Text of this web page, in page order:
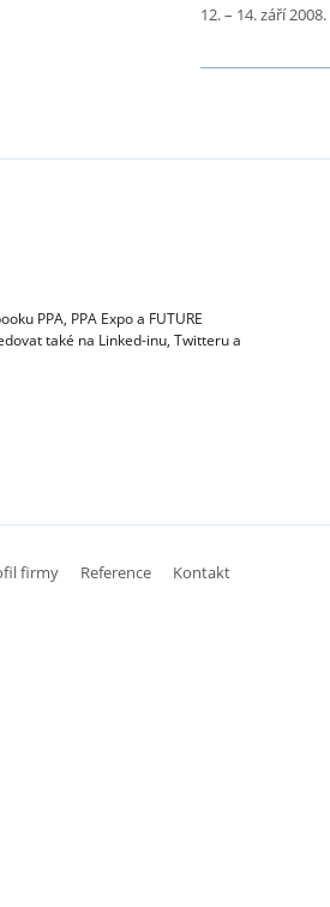
12. – 14. září 2008.
PPA, PPA Expo a FUTURE
také na Linked-inu, Twitteru a
firmy Reference Kontakt